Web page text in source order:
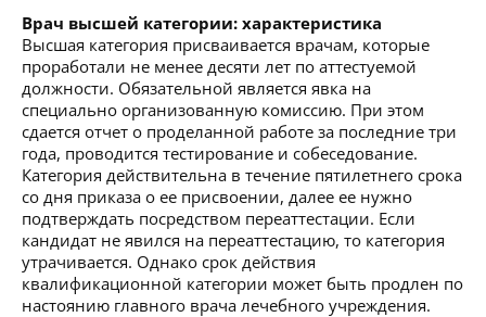
Врач высшей категории: характеристика
Высшая категория присваивается врачам, которые
проработали не менее десяти лет по аттестуемой
должности. Обязательной является явка на
специально организованную комиссию. При этом
сдается отчет о проделанной работе за последние три
года, проводится тестирование и собеседование.
Категория действительна в течение пятилетнего срока
со дня приказа о ее присвоении, далее ее нужно
подтверждать посредством переаттестации. Если
кандидат не явился на переаттестацию, то категория
утрачивается. Однако срок действия
квалификационной категории может быть продлен по
настоянию главного врача лечебного учреждения.